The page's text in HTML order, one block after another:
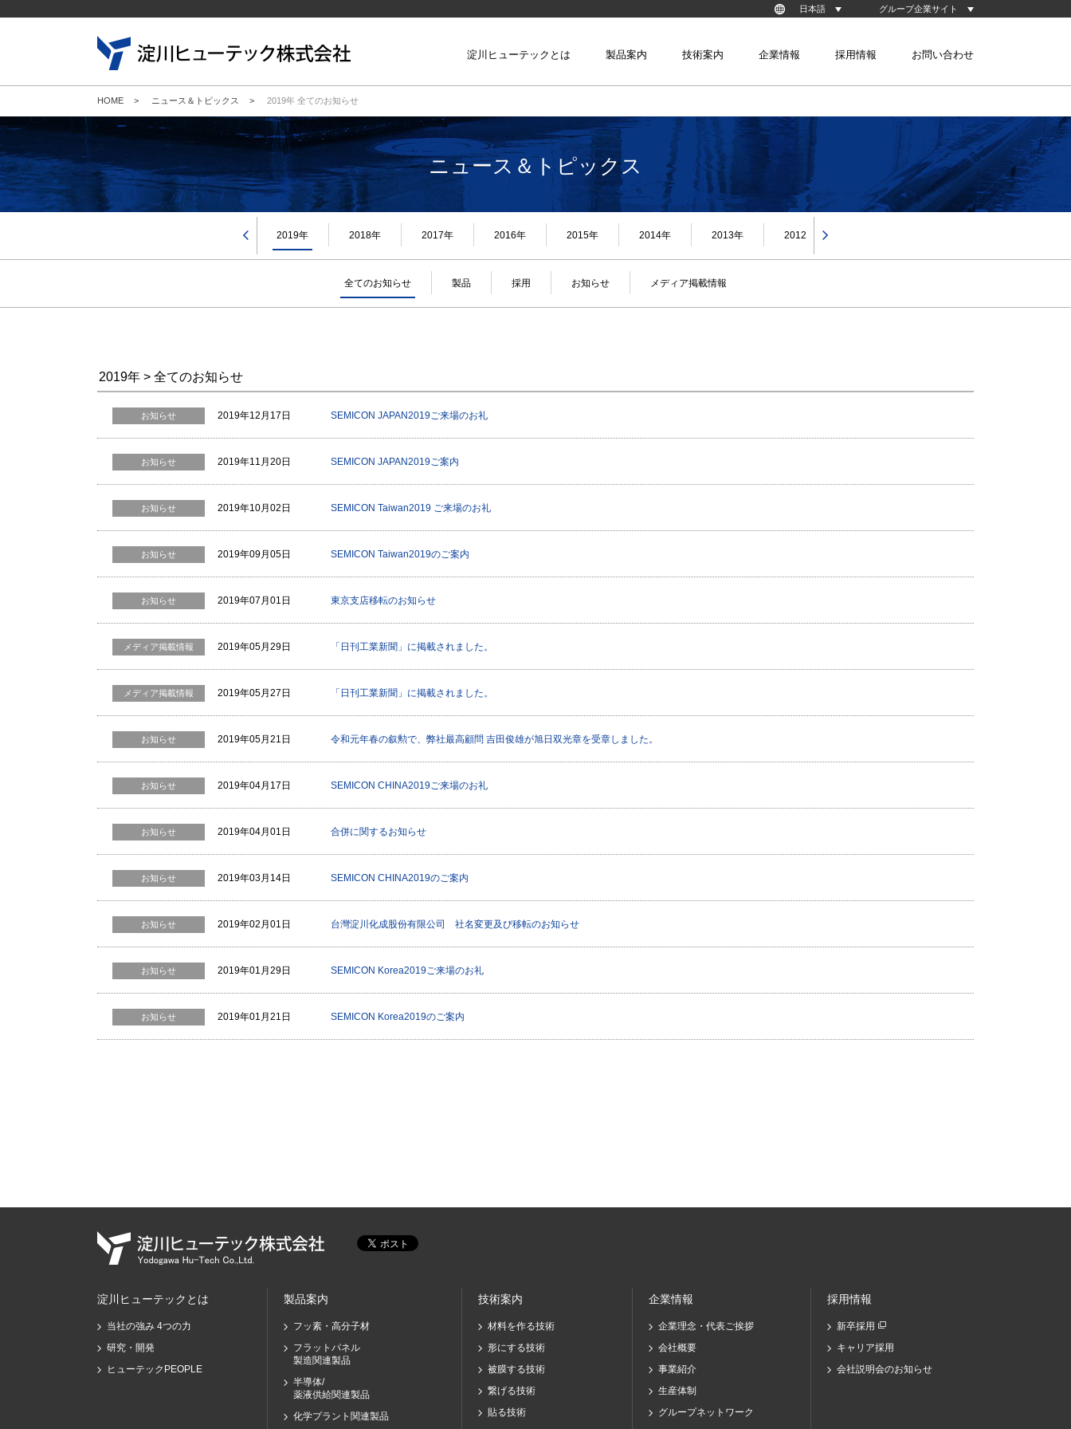
日本語
グループ企業サイト
株式会社YMK （韓国）
reset淀川ヒューテックとは 製品案内 技術案内 企業情報 採用情報 お問い合わせ
当社の強み 4つの力 研究・開発 ヒューテックPEOPLE
材料を作る技術
形にする技術
被膜する技術
繋げる技術
装置技術
クリーン搬送技術
企業理念・代表ご挨拶
新規採用
キャリア採用
会社説明会のお知らせ
HOME > ニュース＆トピックス > 2019年 全てのお知らせ
ニュース＆トピックス
2019年 2018年 2017年 2016年 2015年 2014年 2013年 2012年
全てのお知らせ 製品 採用 お知らせ メディア掲載情報
2019年 > 全てのお知らせ
お知らせ 2019年12月17日 SEMICON JAPAN2019ご来場のお礼
お知らせ 2019年11月20日 SEMICON JAPAN2019ご案内
お知らせ 2019年10月02日 SEMICON Taiwan2019 ご来場のお礼
お知らせ 2019年09月05日 SEMICON Taiwan2019のご案内
お知らせ 2019年07月01日 東京支店移転のお知らせ
メディア掲載情報 2019年05月29日 「日刊工業新聞」に掲載されました。
メディア掲載情報 2019年05月27日 「日刊工業新聞」に掲載されました。
お知らせ 2019年05月21日 令和元年春の叙勲で、弊社最高顧問 吉田俊雄が旭日双光章を受章しました。
お知らせ 2019年04月17日 SEMICON CHINA2019ご来場のお礼
お知らせ 2019年04月01日 合併に関するお知らせ
お知らせ 2019年03月14日 SEMICON CHINA2019のご案内
お知らせ 2019年02月01日 台灣淀川化成股份有限公司 社名変更及び移転のお知らせ
お知らせ 2019年01月29日 SEMICON Korea2019ご来場のお礼
お知らせ 2019年01月21日 SEMICON Korea2019のご案内
淀川ヒューテックとは
当社の強み 4つの力
研究・開発
ヒューテックPEOPLE
製品案内
フッ素・高分子材
フラットパネル
製造関連製品
半導体/
薬液供給関連製品
化学プラント関連製品
技術案内
材料を作る技術
形にする技術
被膜する技術
繋げる技術
貼る技術
企業情報
企業理念・代表ご挨拶
会社概要
事業紹介
生産体制
グループネットワーク
採用情報
新卒採用
キャリア採用
会社説明会のお知らせ